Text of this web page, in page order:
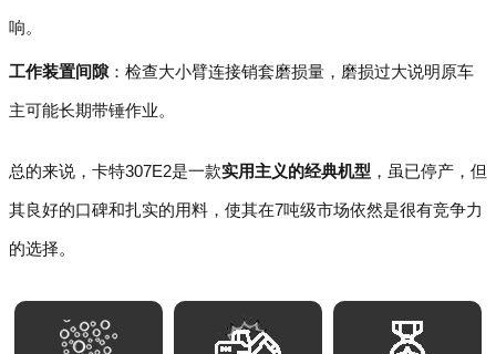
响。
工作装置间隙：检查大小臂连接销套磨损量，磨损过大说明原车
主可能长期带锤作业。
总的来说，卡特307E2是一款实用主义的经典机型 ，虽已停产，但
其良好的口碑和扎实的用料，使其在7吨级市场依然是很有竞争力
的选择。